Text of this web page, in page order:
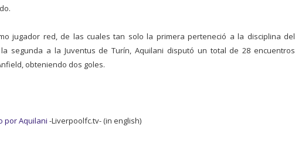
jugador red, de las cuales tan solo la primera perteneció a la disciplina del
segunda a la Juventus de Turín, Aquilani disputó un total de 28 encuentros
obteniendo dos goles.
por Aquilani -Liverpoolfc.tv- (in english)